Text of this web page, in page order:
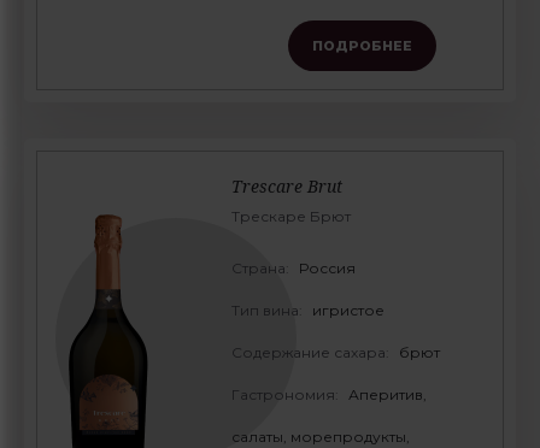
ПОДРОБНЕЕ
Trescare Brut
Трескаре Брют
Страна: Россия
Тип вина: игристое
Содержание сахара: брют
Гастрономия: Аперитив,
салаты, морепродукты,